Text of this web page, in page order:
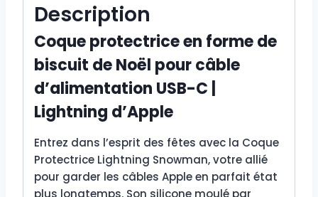
Description
Coque protectrice en forme de
biscuit de Noël pour câble
d’alimentation USB-C |
Lightning d’Apple
Entrez dans l’esprit des fêtes avec la Coque
Protectrice Lightning Snowman, votre allié
pour garder les câbles Apple en parfait état
plus longtemps. Son silicone moulé par